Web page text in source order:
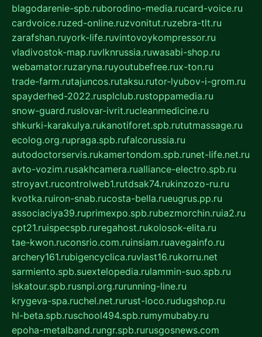
blagodarenie-spb.ruborodino-media.rucard-voice.ru
cardvoice.ruzed-online.ruzvonitut.ruzebra-tlt.ru
zarafshan.ruyork-life.ruvintovoykompressor.ru
vladivostok-map.ruvlknrussia.ruwasabi-shop.ru
webamator.ruzaryna.ruyoutubefree.rux-ton.ru
trade-farm.rutajuncos.rutaksu.rutor-lyubov-i-grom.ru
spayderhed-2022.rusplclub.rustoppamedia.ru
snow-guard.ruslovar-ivrit.rucleanmedicine.ru
shkurki-karakulya.rukanotiforet.spb.rututmassage.ru
ecolog.org.rupraga.spb.rufalcorussia.ru
autodoctorservis.rukamertondom.spb.runet-life.net.ru
avto-vozim.rusakhcamera.rualliance-electro.spb.ru
stroyavt.rucontrolweb1.rutdsak74.rukinzozo-ru.ru
kvotka.ruiron-snab.rucosta-bella.rueugrus.pp.ru
associaciya39.ruprimexpo.spb.rubezmorchin.ruia2.ru
cpt21.ruispecspb.ruregahost.rukolosok-elita.ru
tae-kwon.ruconsrio.com.ruinsiam.ruavegainfo.ru
archery161.rubigencyclica.ruvlast16.rukorru.net
sarmiento.spb.suextelopedia.rulammin-suo.spb.ru
iskatour.spb.rusnpi.org.rurunning-line.ru
krygeva-spa.ruchel.net.rurust-loco.rudugshop.ru
hl-beta.spb.ruschool494.spb.rumymubaby.ru
epoha-metalband.rungr.spb.rurusgosnews.com